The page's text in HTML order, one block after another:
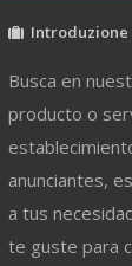
Introduzione
Busca en
producto o
anunciantes,
a tus
te guste para